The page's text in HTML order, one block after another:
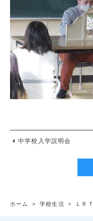
中学校入学説明会
ホーム > 学校生活 > ＬＲＴ